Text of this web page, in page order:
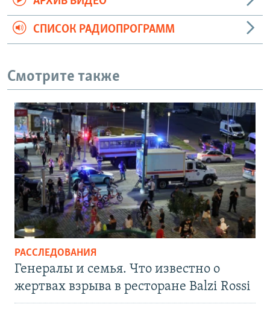
СПИСОК РАДИОПРОГРАММ
Смотрите также
РАССЛЕДОВАНИЯ
Генералы и семья. Что известно о
жертвах взрыва в ресторане Balzi Rossi